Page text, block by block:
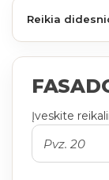
Reikia
Įveskite